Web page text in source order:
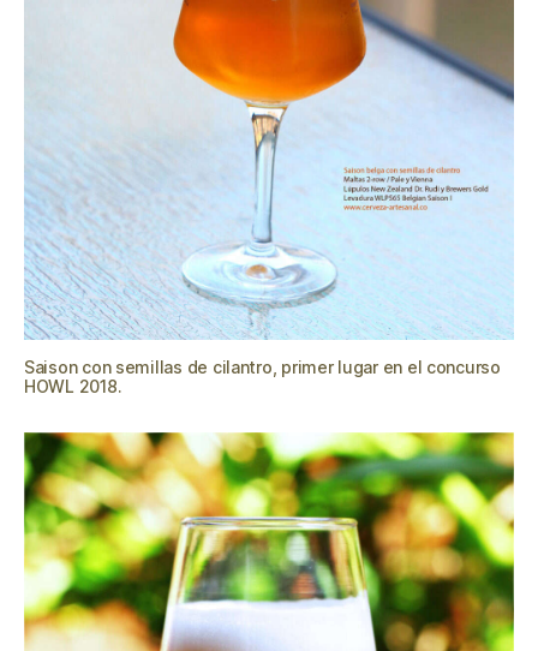
Saison con semillas de cilantro, primer lugar en el concurso
HOWL 2018.